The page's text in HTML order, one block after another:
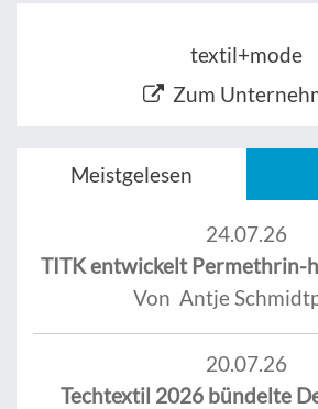
textil+mode
Zum
Meistgelesen
24.07.26
TITK entwickelt Permethrin-
Von Antje
20.07.26
Techtextil 2026 bündelte